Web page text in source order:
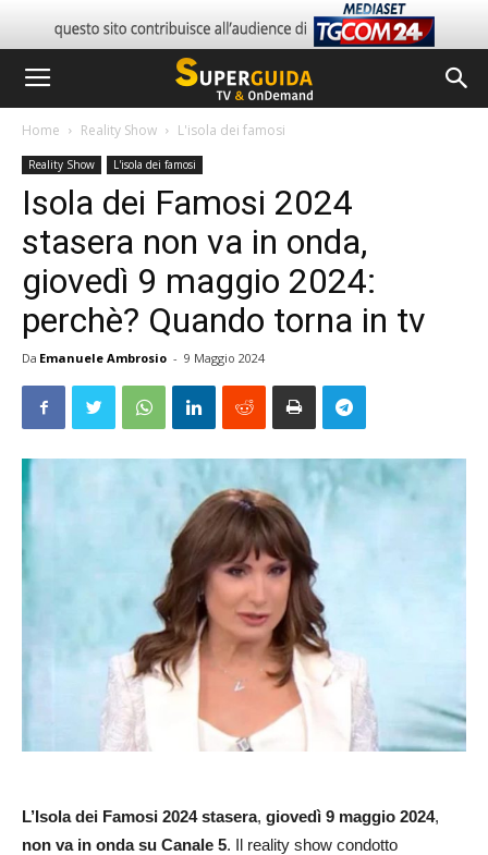
Home Reality Show L'isola dei famosi
Reality Show L'isola dei famosi
Isola dei Famosi 2024
stasera non va in onda,
giovedì 9 maggio 2024:
perchè? Quando torna in tv
Da Emanuele Ambrosio - 9 Maggio 2024
L’Isola dei Famosi 2024 stasera, giovedì 9 maggio 2024,
non va in onda su Canale 5. Il reality show condotto